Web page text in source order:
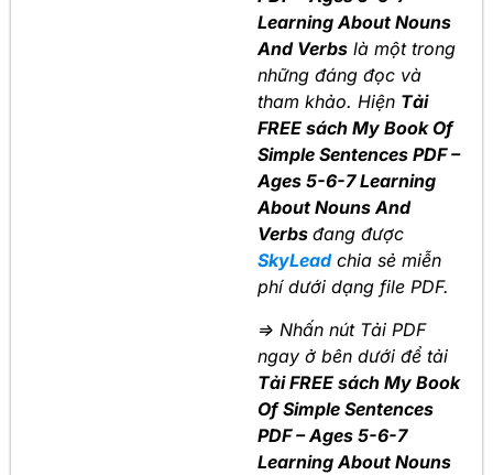
Learning About Nouns
And Verbs là một trong
những đáng đọc và
tham khảo. Hiện Tải
FREE sách My Book Of
Simple Sentences PDF –
Ages 5-6-7 Learning
About Nouns And
Verbs đang được
SkyLeadchia sẻ miễn
phí dưới dạng file PDF.
=> Nhấn nút Tải PDF
ngay ở bên dưới để tải
Tải FREE sách My Book
Of Simple Sentences
PDF – Ages 5-6-7
Learning About Nouns